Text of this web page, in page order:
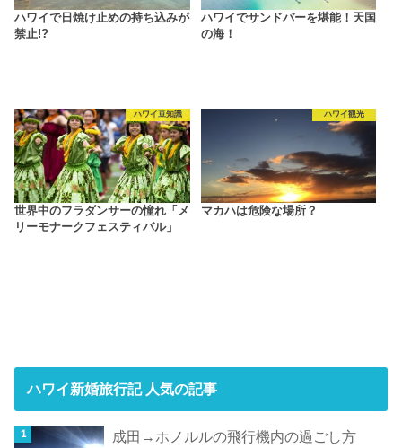
ハワイで日焼け止めの持ち込みが
禁止!?
ハワイでサンドバーを堪能！天国
の海！
ハワイ豆知識
世界中のフラダンサーの憧れ「メ
リーモナークフェスティバル」
ハワイ観光
マカハは危険な場所？
ハワイ新婚旅行記 人気の記事
成田→ホノルルの飛行機内の過ごし方